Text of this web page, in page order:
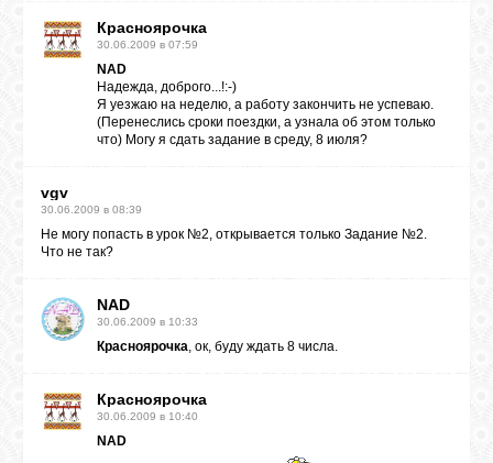
Красноярочка
30.06.2009 в 07:59
NAD
Надежда, доброго...!:-)
Я уезжаю на неделю, а работу закончить не успеваю.
(Перенеслись сроки поездки, а узнала об этом только
что) Могу я сдать задание в среду, 8 июля?
vgv
30.06.2009 в 08:39
Не могу попасть в урок №2, открывается только Задание №2.
Что не так?
NAD
30.06.2009 в 10:33
Красноярочка, ок, буду ждать 8 числа.
Красноярочка
30.06.2009 в 10:40
NAD